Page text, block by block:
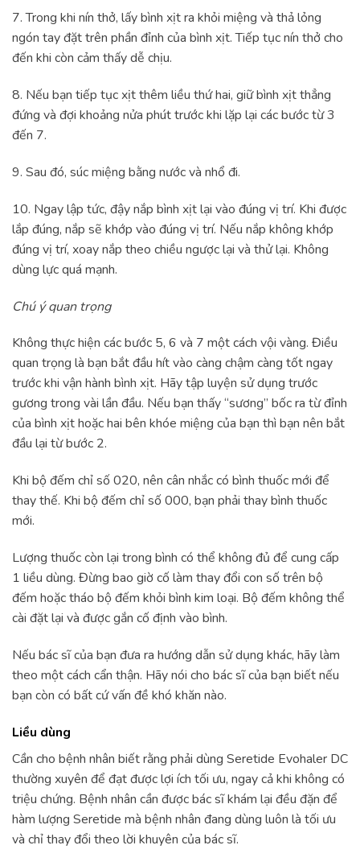
7. Trong khi nín thở, lấy bình xịt ra khỏi miệng và thả lỏng
ngón tay đặt trên phần đỉnh của bình xịt. Tiếp tục nín thở cho
đến khi còn cảm thấy dễ chịu.
8. Nếu bạn tiếp tục xịt thêm liều thứ hai, giữ bình xịt thẳng
đứng và đợi khoảng nửa phút trước khi lặp lại các bước từ 3
đến 7.
9. Sau đó, súc miệng bằng nước và nhổ đi.
10. Ngay lập tức, đậy nắp bình xịt lại vào đúng vị trí. Khi được
lắp đúng, nắp sẽ khớp vào đúng vị trí. Nếu nắp không khớp
đúng vị trí, xoay nắp theo chiều ngược lại và thử lại. Không
dùng lực quá mạnh.
Chú ý quan trọng
Không thực hiện các bước 5, 6 và 7 một cách vội vàng. Điều
quan trọng là bạn bắt đầu hít vào càng chậm càng tốt ngay
trước khi vận hành bình xịt. Hãy tập luyện sử dụng trước
gương trong vài lần đầu. Nếu bạn thấy “sương” bốc ra từ đỉnh
của bình xịt hoặc hai bên khóe miệng của bạn thì bạn nên bắt
đầu lại từ bước 2.
Khi bộ đếm chỉ số 020, nên cân nhắc có bình thuốc mới để
thay thế. Khi bộ đếm chỉ số 000, bạn phải thay bình thuốc
mới.
Lượng thuốc còn lại trong bình có thể không đủ để cung cấp
1 liều dùng. Đừng bao giờ cố làm thay đổi con số trên bộ
đếm hoặc tháo bộ đếm khỏi bình kim loại. Bộ đếm không thể
cài đặt lại và được gắn cố định vào bình.
Nếu bác sĩ của bạn đưa ra hướng dẫn sử dụng khác, hãy làm
theo một cách cẩn thận. Hãy nói cho bác sĩ của bạn biết nếu
bạn còn có bất cứ vấn đề khó khăn nào.
Liều dùng
Cần cho bệnh nhân biết rằng phải dùng Seretide Evohaler DC
thường xuyên để đạt được lợi ích tối ưu, ngay cả khi không có
triệu chứng. Bệnh nhân cần được bác sĩ khám lại đều đặn để
hàm lượng Seretide mà bệnh nhân đang dùng luôn là tối ưu
và chỉ thay đổi theo lời khuyên của bác sĩ.